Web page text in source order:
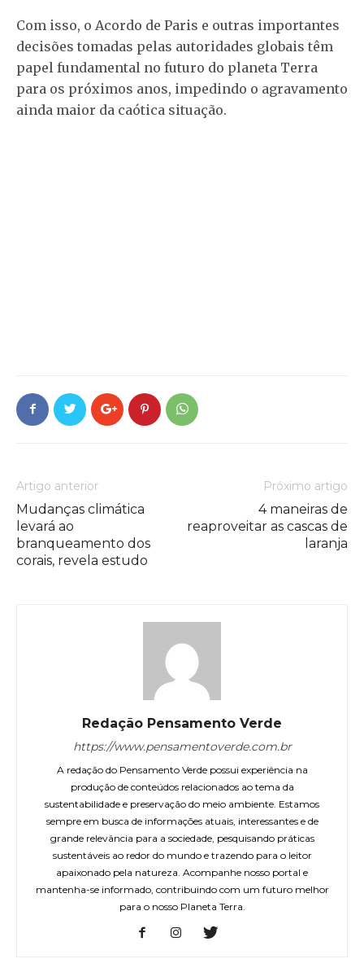
Com isso, o Acordo de Paris e outras importantes
decisões tomadas pelas autoridades globais têm
papel fundamental no futuro do planeta Terra
para os próximos anos, impedindo o agravamento
ainda maior da caótica situação.
Artigo anterior
Mudanças climática
levará ao
branqueamento dos
corais, revela estudo
Próximo artigo
4 maneiras de
reaproveitar as cascas de
laranja
Redação Pensamento Verde
https://www.pensamentoverde.com.br
A redação do Pensamento Verde possui experiência na
produção de conteúdos relacionados ao tema da
sustentabilidade e preservação do meio ambiente. Estamos
sempre em busca de informações atuais, interessantes e de
grande relevância para a sociedade, pesquisando práticas
sustentáveis ao redor do mundo e trazendo para o leitor
apaixonado pela natureza. Acompanhe nosso portal e
mantenha-se informado, contribuindo com um futuro melhor
para o nosso Planeta Terra.